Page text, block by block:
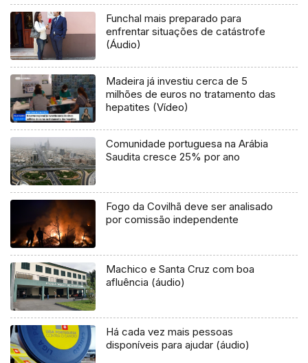
Funchal mais preparado para
enfrentar situações de catástrofe
(Áudio)
Madeira já investiu cerca de 5
milhões de euros no tratamento das
hepatites (Vídeo)
Comunidade portuguesa na Arábia
Saudita cresce 25% por ano
Fogo da Covilhã deve ser analisado
por comissão independente
Machico e Santa Cruz com boa
afluência (áudio)
Há cada vez mais pessoas
disponíveis para ajudar (áudio)